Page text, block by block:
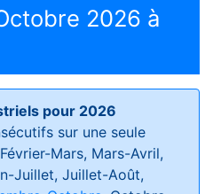
2026 à
pour 2026
sur une seule
Mars, Mars-Avril,
Juillet, Juillet-Août,